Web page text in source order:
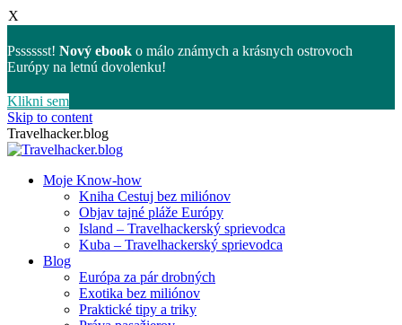
X
Psssssst! Nový ebook o málo známych a krásnych ostrovoch
Európy na letnú dovolenku!
Klikni sem
Skip to content
Travelhacker.blog
Moje Know-how
Kniha Cestuj bez miliónov
Objav tajné pláže Európy
Island – Travelhackerský sprievodca
Kuba – Travelhackerský sprievodca
Blog
Európa za pár drobných
Exotika bez miliónov
Praktické tipy a triky